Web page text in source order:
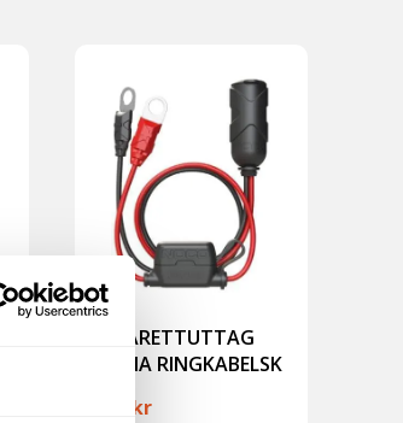
CIGARETTUTTAG
HONA RINGKABELSK
kr